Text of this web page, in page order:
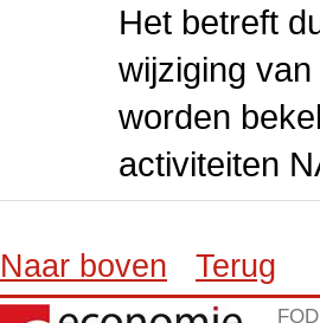
Het betreft
wijziging
worden
activiteiten
Naar boven Terug